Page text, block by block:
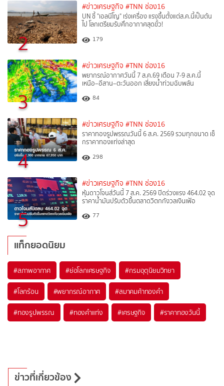
2
#ข่าวเศรษฐกิจ #TNN ช่อง16
UN ชี้ "เอลนีโญ" เร่งเครื่อง แรงขึ้นตั้งแต่ส.ค.นี้เป็นต้น
ไป โลกเตรียมรับศึกอากาศสุดขั้ว!
179
3
#ข่าวเศรษฐกิจ #TNN ช่อง16
พยากรณ์อากาศวันนี้ 7 ส.ค.69 เตือน 7-9 ส.ค.นี้
เหนือ–อีสาน–ตะวันออก เสี่ยงน้ำท่วมฉับพลัน
84
4
#ข่าวเศรษฐกิจ #TNN ช่อง16
ราคาทองรูปพรรณวันนี้ 6 ส.ค. 2569 รวมทุกขนาด เช็
กราคาทองแท่งล่าสุด
298
5
#ข่าวเศรษฐกิจ #TNN ช่อง16
หุ้นดาวโจนส์วันนี้ 7 ส.ค. 2569 ปิดร่วงแรง 464.02 จุด
ราคาน้ำมันปรับตัวขึ้นตลาดวิตกกังวลเงินเฟ้อ
77
แท็กยอดนิยม
#สภาพอากาศ #ย่อโลกเศรษฐกิจ #กรมอุตุนิยมวิทยา
#โลกร้อน #พยากรณ์อากาศ #สมาคมค้าทองคำ
#ทองรูปพรรณ #ทองคำแท่ง #เศรษฐกิจ #ราคาทองวันนี้
ข่าวที่เกี่ยวข้อง